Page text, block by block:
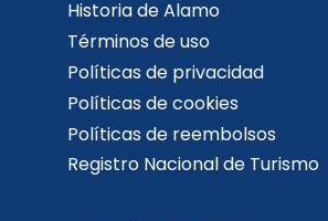
Historia de Alamo
Términos de uso
Políticas de privacidad
Políticas de cookies
Políticas de reembolsos
Registro Nacional de Turismo​